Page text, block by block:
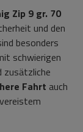
Zip 9 gr. 70
und den
besonders
schwierigen
zusätzliche
Fahrt auch